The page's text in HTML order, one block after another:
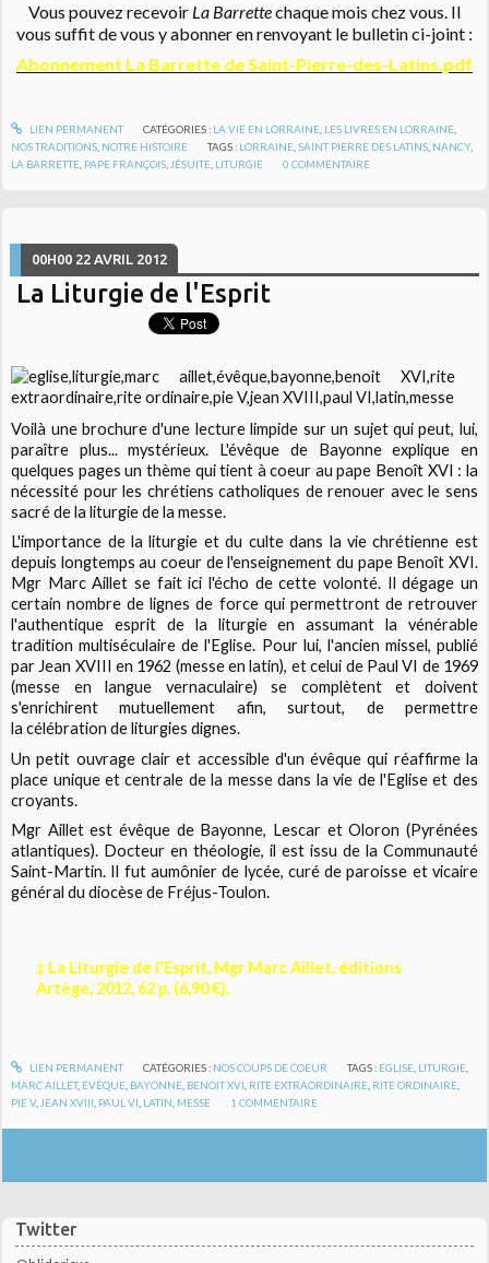
Twitter
Vous pouvez recevoir La Barrettechaque mois chez vous. Il
vous suffit de vous y abonner en renvoyant le bulletin ci-joint :
Abonnement La Barrette de Saint-Pierre-des-Latins.pdf
LIEN PERMANENT CATÉGORIES : LA VIE EN LORRAINE, LES LIVRES EN LORRAINE,
NOS TRADITIONS NOTRE HISTOIRE TAGS : LORRAINE ,SAINT PIERRE DES LATINS NANCY,
LA BARRETTE PAPE FRANÇOIS JÉSUITE LITURGIE 0 COMMENTAIRE
00H00 22 AVRIL 2012
La Liturgie de l'Esprit
Voilà une brochure d'une lecture limpide sur un sujet qui peut, lui,
paraître plus... mystérieux. L'évêque de Bayonne explique en
quelques pages un thème qui tient à coeur au pape Benoît XVI : la
nécessité pour les chrétiens catholiques de renouer avec le sens
sacré de la liturgie de la messe.
L'importance de la liturgie et du culte dans la vie chrétienne est
depuis longtemps au coeur de l'enseignement du pape Benoît XVI.
Mgr Marc Aillet se fait ici l'écho de cette volonté. Il dégage un
certain nombre de lignes de force qui permettront de retrouver
l'authentique esprit de la liturgie en assumant la vénérable
tradition multiséculaire de l'Eglise. Pour lui, l'ancien missel, publié
par Jean XVIII en 1962 (messe en latin), et celui de Paul VI de 1969
(messe en langue vernaculaire) se complètent et doivent
s'enrichirent mutuellement afin, surtout, de permettre
la célébration de liturgies dignes.
Un petit ouvrage clair et accessible d'un évêque qui réaffirme la
place unique et centrale de la messe dans la vie de l'Eglise et des
croyants.
Mgr Aillet est évêque de Bayonne, Lescar et Oloron (Pyrénées
atlantiques). Docteur en théologie, il est issu de la Communauté
Saint-Martin. Il fut aumônier de lycée, curé de paroisse et vicaire
général du diocèse de Fréjus-Toulon.
‡ La Liturgie de l'Esprit, Mgr Marc Aillet, éditions
Artège, 2012, 62 p. (6,90 €).
LIEN PERMANENT CATÉGORIES : NOS COUPS DE COEUR TAGS : EGLISE LITURGIE
MARC AILLET, ÉVÊQUE BAYONNE BENOIT XVI RITE EXTRAORDINAIRE RITE ORDINAIRE
PIE V, JEAN XVIII PAUL VI LATIN MESSE 1 COMMENTAIRE